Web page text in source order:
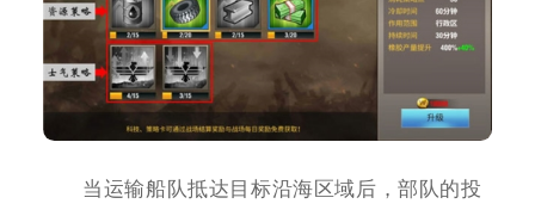
当运输船队抵达目标沿海区域后，部队的投